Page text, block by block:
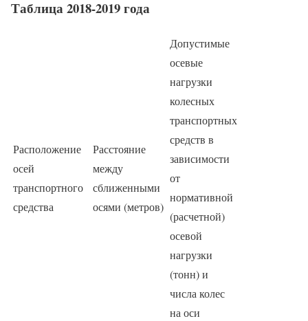
Таблица 2018-2019 года
Расположение
осей
транспортного
средства
Расстояние
между
сближенными
осями (метров)
Допустимые
осевые
нагрузки
колесных
транспортных
средств в
зависимости
от
нормативной
(расчетной)
осевой
нагрузки
(тонн) и
числа колес
на оси